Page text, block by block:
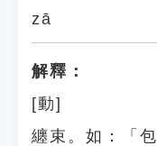
zā
解釋：
[動]
纏束。如：「